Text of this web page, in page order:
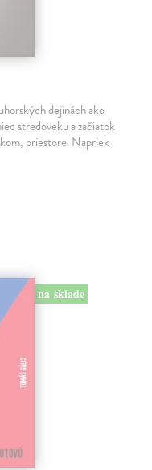
dejinách ako
stredoveku a začiatok
priestore. Napriek
na sklade